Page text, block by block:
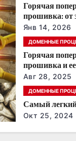
Горячая
прошивка: от
точной
Янв 14, 2026
ДОМЕННЫЕ
Горячая
прошивка и ее
Авг 28, 2025
ДОМЕННЫЕ
Самый
Окт 25, 2024